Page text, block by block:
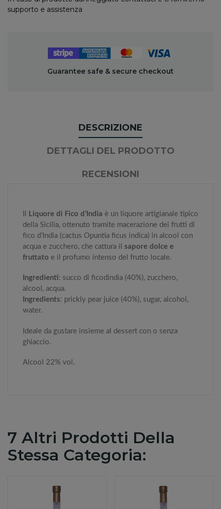
supporto e assistenza
Guarantee safe & secure checkout
DESCRIZIONE
DETTAGLI DEL PRODOTTO
RECENSIONI
Liquore di Fico d’India è un liquore artigianale tipico
della Sicilia, ottenuto tramite macerazione dei frutti di
fico d’India (cactus Opuntia ficus indica) in alcool con
acqua e zucchero, che cattura il sapore dolce e
fruttato e il profumo intenso del frutto locale.
Ingredienti: succo di ficodindia (40%), zucchero,
alcool, acqua.
Ingredients: prickly pear juice (40%), sugar, alcohol,
water.
Ideale da gustare insieme al dessert con o senza
ghiaccio.
Alcool 22% vol.
7 Altri Prodotti Della
Stessa Categoria: